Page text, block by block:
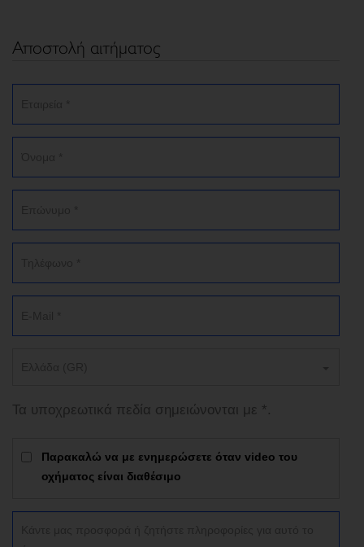
Αποστολή αιτήματος
Τα υποχρεωτικά πεδία σημειώνονται με *.
Παρακαλώ να με ενημερώσετε όταν video του
οχήματος είναι διαθέσιμο